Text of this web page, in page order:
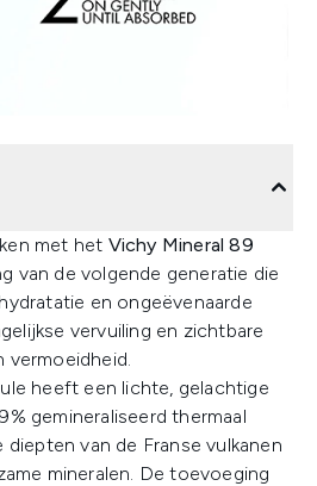
met het Vichy Mineral 89
van de volgende generatie die
en ongeëvenaarde
vervuiling en zichtbare
heeft een lichte, gelachtige
gemineraliseerd thermaal
van de Franse vulkanen
mineralen. De toevoeging